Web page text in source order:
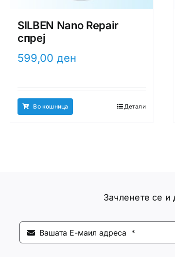
SILBEN Nano Repair
спреј
599,00 ден
Во кошница Детали
Зачленете се и